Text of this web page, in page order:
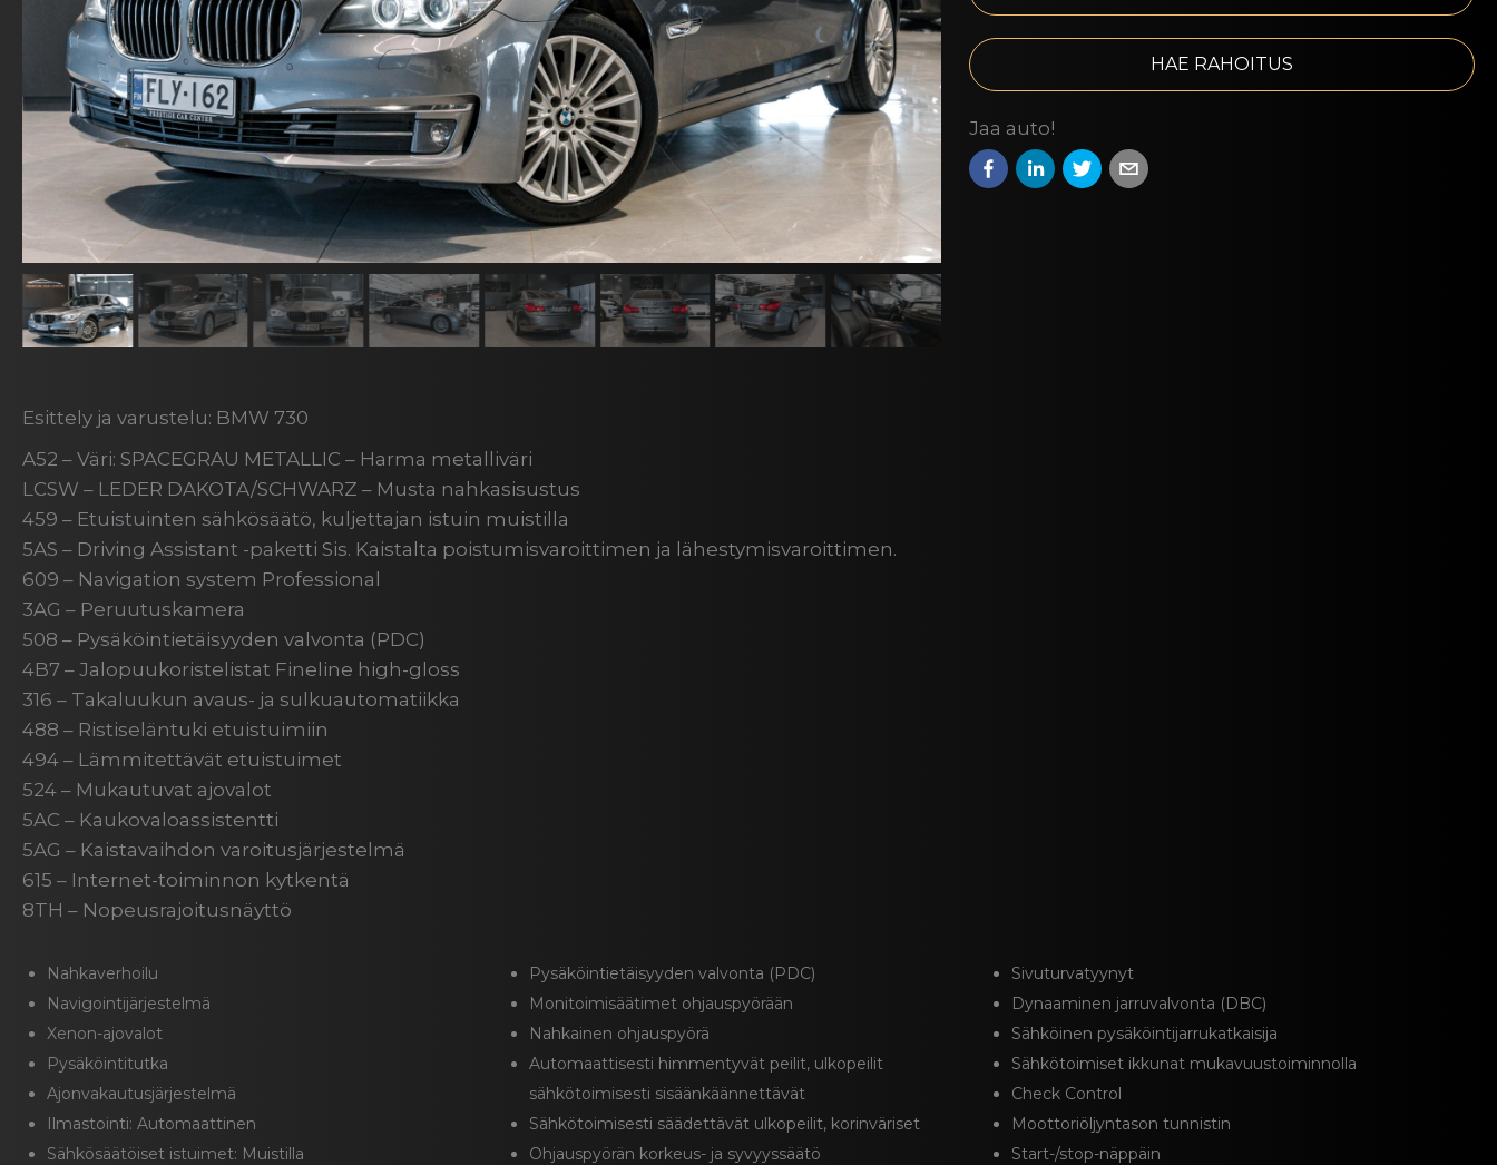
HAE RAHOITUS
Jaa auto!
Esittely ja varustelu: BMW 730
A52 – Väri: SPACEGRAU METALLIC – Harma metalliväri
LCSW – LEDER DAKOTA/SCHWARZ – Musta nahkasisustus
459 – Etuistuinten sähkösäätö, kuljettajan istuin muistilla
5AS – Driving Assistant -paketti Sis. Kaistalta poistumisvaroittimen ja lähestymisvaroittimen.
609 – Navigation system Professional
3AG – Peruutuskamera
508 – Pysäköintietäisyyden valvonta (PDC)
4B7 – Jalopuukoristelistat Fineline high-gloss
316 – Takaluukun avaus- ja sulkuautomatiikka
488 – Ristiseläntuki etuistuimiin
494 – Lämmitettävät etuistuimet
524 – Mukautuvat ajovalot
5AC – Kaukovaloassistentti
5AG – Kaistavaihdon varoitusjärjestelmä
615 – Internet-toiminnon kytkentä
8TH – Nopeusrajoitusnäyttö
Nahkaverhoilu
Navigointijärjestelmä
Xenon-ajovalot
Pysäköintitutka
Ajonvakautusjärjestelmä
Ilmastointi: Automaattinen
Sähkösäätöiset istuimet: Muistilla
Pysäköintietäisyyden valvonta (PDC)
Monitoimisäätimet ohjauspyörään
Nahkainen ohjauspyörä
Automaattisesti himmentyvät peilit, ulkopeilit
sähkötoimisesti sisäänkäännettävät
Sähkötoimisesti säädettävät ulkopeilit, korinväriset
Ohjauspyörän korkeus- ja syvyyssäätö
Sivuturvatyynyt
Dynaaminen jarruvalvonta (DBC)
Sähköinen pysäköintijarrukatkaisija
Sähkötoimiset ikkunat mukavuustoiminnolla
Check Control
Moottoriöljyntason tunnistin
Start-/stop-näppäin